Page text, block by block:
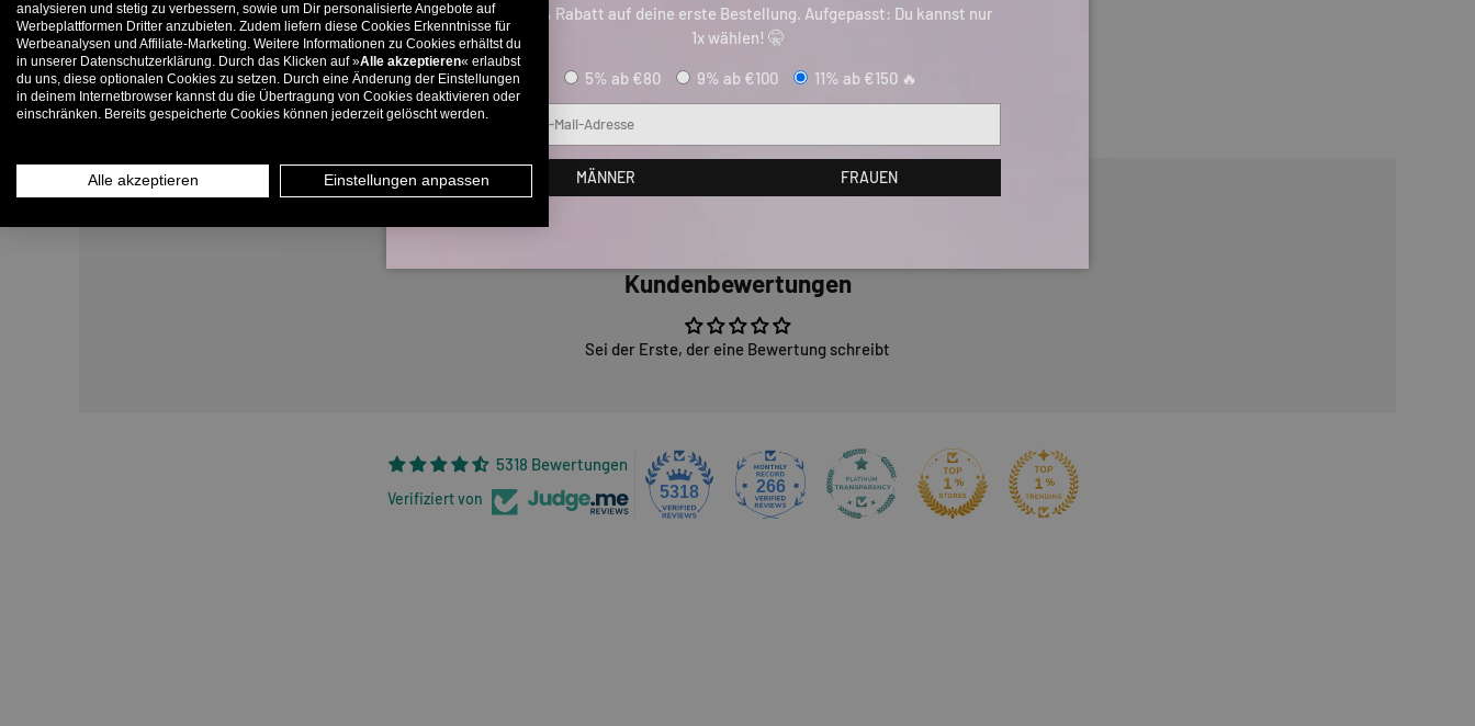
Kundenbewertungen
Sei der Erste, der eine Bewertung schreibt
5318 Bewertungen
Verifiziert von 5318 266
Bis zu 11% Rabatt auf deine erste Bestellung. Aufgepasst: Du kannst nur
1x wählen! 🤫
5% ab €80 9% ab €100 11% ab €150 🔥
E-Mail
MÄNNER FRAUEN
analysieren und stetig zu verbessern, sowie um Dir personalisierte Angebote auf
Werbeplattformen Dritter anzubieten. Zudem liefern diese Cookies Erkenntnisse für
Werbeanalysen und Affiliate-Marketing. Weitere Informationen zu Cookies erhältst du
in unserer Datenschutzerklärung. Durch das Klicken auf »Alle akzeptieren« erlaubst
du uns, diese optionalen Cookies zu setzen. Durch eine Änderung der Einstellungen
in deinem Internetbrowser kannst du die Übertragung von Cookies deaktivieren oder
einschränken. Bereits gespeicherte Cookies können jederzeit gelöscht werden.
Alle akzeptieren Einstellungen anpassen